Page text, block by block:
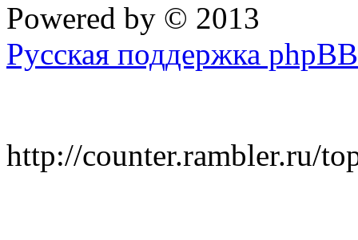
Powered by © 2013
Русская поддержка phpBB
http://counter.rambler.ru/